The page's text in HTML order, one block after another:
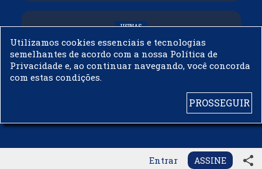
Entrar ASSINE share
USINAS
CNPE veda importação de biodiesel
Utilizamos cookies essenciais e tecnologias
semelhantes de acordo com a nossa Política de
Privacidade e, ao continuar navegando, você concorda
com estas condições.
PROSSEGUIR